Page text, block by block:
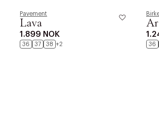
Pavement
Lava
1.899 NOK
36 37 38 +2 36